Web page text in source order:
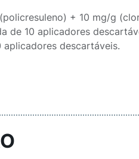
+ 10 mg/g
de 10 aplicadores
aplicadores descartáveis.